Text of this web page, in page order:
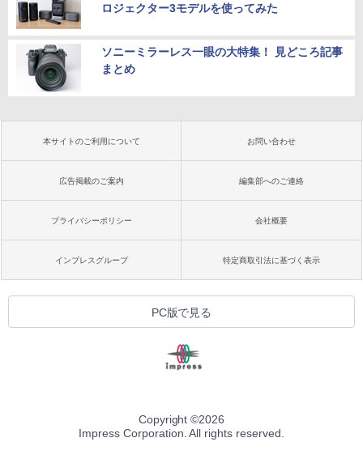
ロジェクター3モデルを使ってみた
ソニーミラーレス一眼の大特集！ 見どころ記事
まとめ
本サイトのご利用について お問い合わせ
広告掲載のご案内 編集部へのご連絡
プライバシーポリシー 会社概要
インプレスグループ 特定商取引法に基づく表示
PC版で見る
Copyright ©2026
Impress Corporation. All rights reserved.